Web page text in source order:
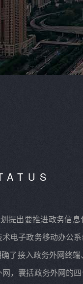
提出要推进政务信
电子政务移动办公
了接入政务外网终
，囊括政务外网的